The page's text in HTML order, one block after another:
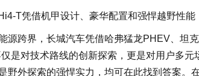
T凭借机甲设计、豪华配置和强悍越野性
源跨界，长城汽车凭借哈弗猛龙PHEV、坦
仅是对技术路线的创新探索，更是对用户多
野外探索的强悍实力，均可在此找到答案。